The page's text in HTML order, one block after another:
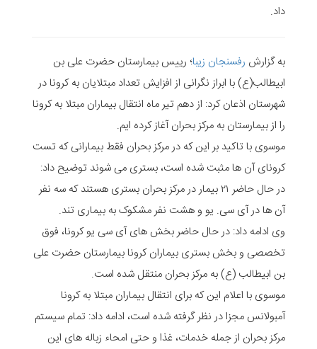
داد.
به گزارش رفسنجان زیبا؛ رییس بیمارستان حضرت علی بن
ابیطالب(ع) با ابراز نگرانی از افزایش تعداد مبتلایان به کرونا در
شهرستان اذعان کرد: از دهم تیر ماه انتقال بیماران مبتلا به کرونا
را از بیمارستان به مرکز بحران آغاز کرده ایم.
موسوی با تاکید بر این که در مرکز بحران فقط بیمارانی که تست
کرونای آن ها مثبت شده است، بستری می شوند توضیح داد:
در حال حاضر ۲۱ بیمار در مرکز بحران بستری هستند که سه نفر
آن ها در آی سی. یو و هشت نفر مشکوک به بیماری تند.
وی ادامه داد: در حال حاضر بخش های آی سی یو کرونا، فوق
تخصصی و بخش بستری بیماران کرونا بیمارستان حضرت علی
بن ابیطالب (ع) به مرکز بحران منتقل شده است.
موسوی با اعلام این که برای انتقال بیماران مبتلا به کرونا
آمبولانس مجزا در نظر گرفته شده است، ادامه داد: تمام سیستم
مرکز بحران از جمله خدمات، غذا و حتی امحاء زباله های این